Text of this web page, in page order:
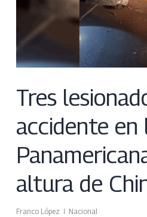
Tres
accidente en
altura de
Franco López Nacional